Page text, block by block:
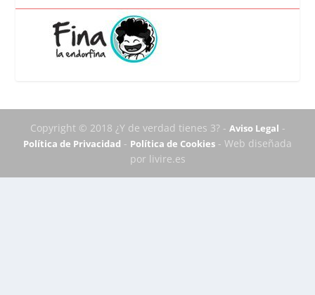
Copyright © 2018 ¿Y de verdad tienes 3? - Aviso Legal -
Política de Privacidad - Política de Cookies - Web diseñada
por livire.es